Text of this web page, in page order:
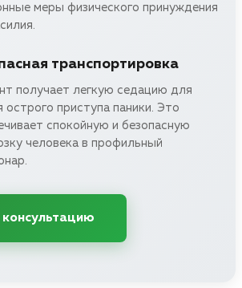
меры физического принуждения
транспортировка
получает легкую седацию для
острого приступа паники. Это
спокойную и безопасную
человека в профильный
консультацию